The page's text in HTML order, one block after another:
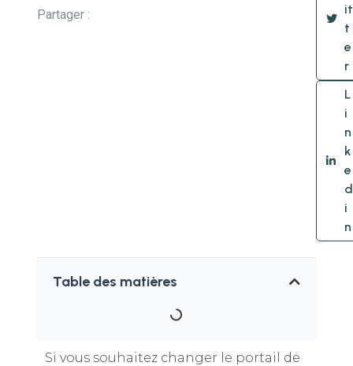
Partager :
it
t
e
r
L
i
n
k
e
d
i
n
Table des matières
Si vous souhaitez changer le portail de